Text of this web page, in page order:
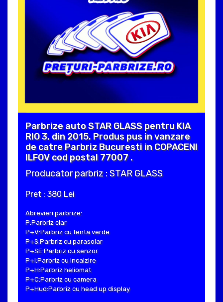
Parbrize auto STAR GLASS pentru KIA
RIO 3, din 2015. Produs pus in vanzare
de catre Parbriz Bucuresti in COPACENI
ILFOV cod postal 77007 .
Producator parbriz : STAR GLASS
Pret : 380 Lei
Abrevieri parbrize:
P:Parbriz clar
P+V:Parbriz cu tenta verde
P+S:Parbriz cu parasolar
P+SE:Parbriz cu senzor
P+I:Parbriz cu incalzire
P+H:Parbriz heliomat
P+C:Parbriz cu camera
P+Hud:Parbriz cu head up display